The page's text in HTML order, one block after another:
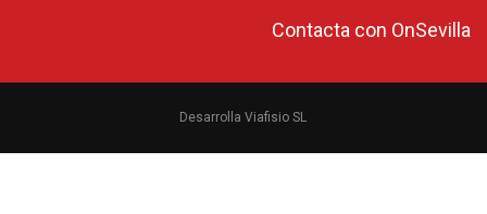
Contacta con OnSevilla
Desarrolla Viafisio SL